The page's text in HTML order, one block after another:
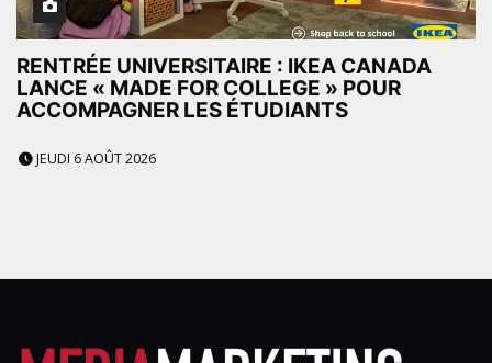
RENTRÉE UNIVERSITAIRE : IKEA CANADA
LANCE « MADE FOR COLLEGE » POUR
ACCOMPAGNER LES ÉTUDIANTS
JEUDI 6 AOÛT 2026